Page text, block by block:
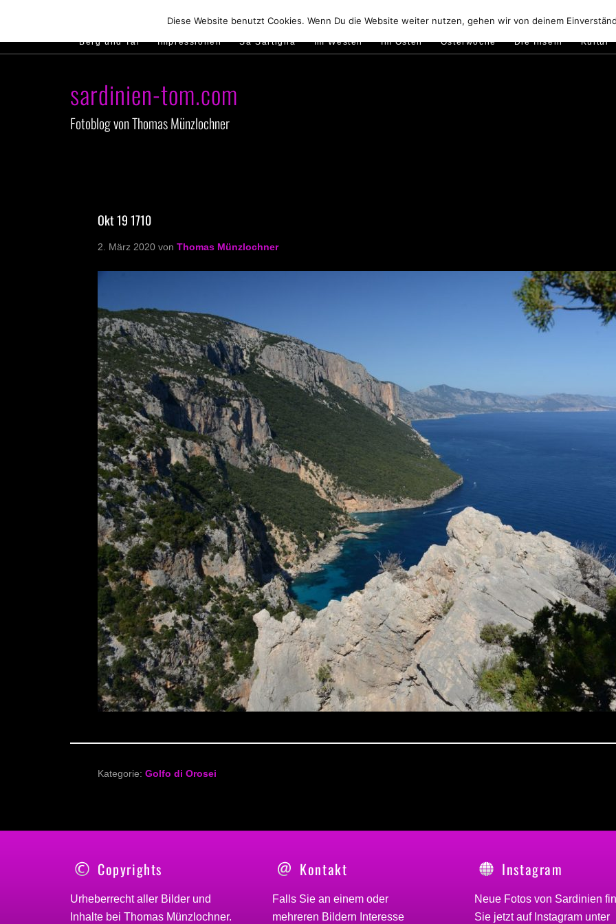
Traumstrände Feste feiern Golfo di Orosei Im Norden Im Süden Gallura Murales
Berg und Tal Impressionen Sa Sartiglia Im Westen Im Osten Osterwoche Die Inseln Kultur
sardinien-tom.com
Fotoblog von Thomas Münzlochner
Okt 19 1710
2. März 2020 von Thomas Münzlochner
Kategorie: Golfo di Orosei
Copyrights
Urheberrecht aller Bilder und
Inhalte bei Thomas Münzlochner.
Kontakt
Falls Sie an einem oder
mehreren Bildern Interesse
Instagram
Neue Fotos von Sardinien
Sie jetzt auf Instagram unter
Diese Website benutzt Cookies. Wenn Du die Website weiter nutzen, gehen wir von deinem